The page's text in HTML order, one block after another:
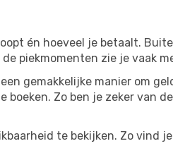
én hoeveel je betaalt.
piekmomenten zie je vaak
gemakkelijke manier om
Zo ben je zeker van
te bekijken. Zo vind